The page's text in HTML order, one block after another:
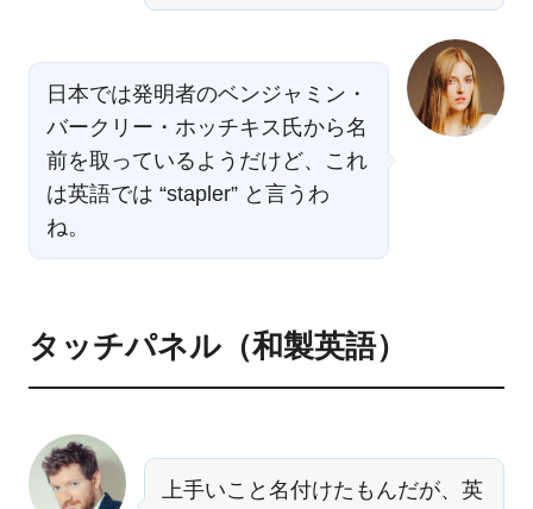
日本では発明者のベンジャミン・
バークリー・ホッチキス氏から名
前を取っているようだけど、これ
は英語では “stapler” と言うわ
ね。
タッチパネル（和製英語）
上手いこと名付けたもんだが、英